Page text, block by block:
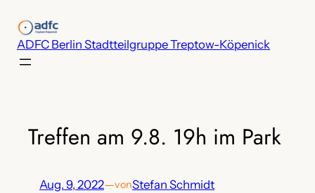
Inhalt
springen
ADFC Berlin Stadtteilgruppe Treptow-Köpenick
Treffen am 9.8. 19h im Park
Aug. 9, 2022—vonStefan Schmidt